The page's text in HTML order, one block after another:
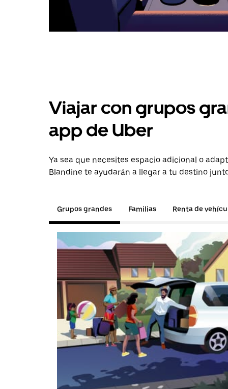
Viajar con grupos
app de Uber
Ya sea que necesites espacio adicional o
Blandine te ayudarán a llegar a tu destino
Grupos grandes Familias Renta de